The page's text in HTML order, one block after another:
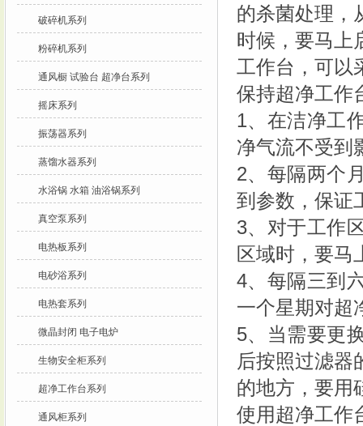
的杀菌处理，
时候，要马上
工作台，可以
保持超净工作
1、在洁净工
净气流不受到
2、每隔两个
到参数，保证
3、对于工作
区域时，要马
4、每隔三到
一个星期对超
5、当需要更
后按照过滤器
的地方，要用
使用超净工作
破碎机系列
粉碎机系列
通风橱 试验台 超净台系列
摇床系列
振荡器系列
蒸馏水器系列
水浴锅 水箱 油浴锅系列
真空泵系列
电热板系列
电砂浴系列
电热套系列
微晶封闭 电子电炉
生物安全柜系列
超净工作台系列
通风柜系列